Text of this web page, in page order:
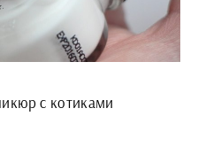
с котиками